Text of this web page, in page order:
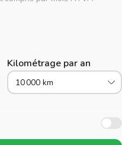
Kilométrage par an
10 000 km